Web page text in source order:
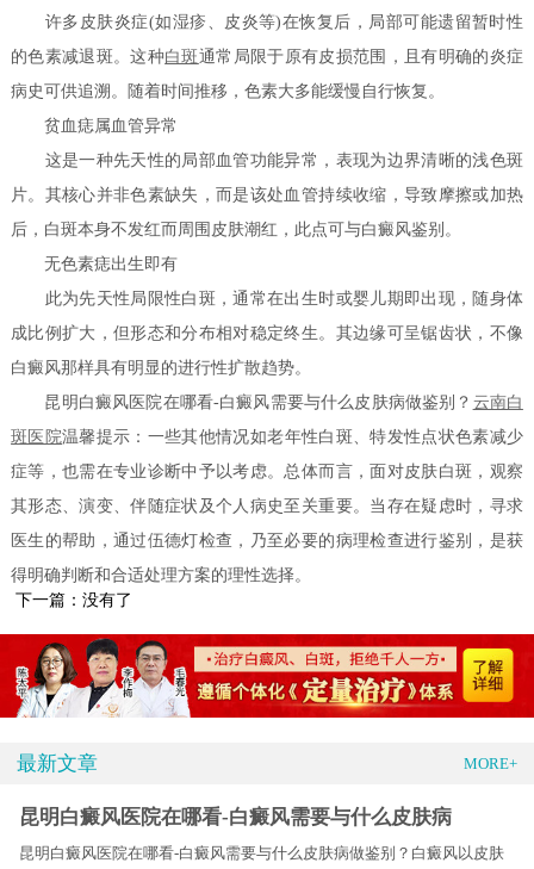
许多皮肤炎症(如湿疹、皮炎等)在恢复后，局部可能遗留暂时性
的色素减退斑。这种白斑通常局限于原有皮损范围，且有明确的炎症
病史可供追溯。随着时间推移，色素大多能缓慢自行恢复。
贫血痣属血管异常
这是一种先天性的局部血管功能异常，表现为边界清晰的浅色斑
片。其核心并非色素缺失，而是该处血管持续收缩，导致摩擦或加热
后，白斑本身不发红而周围皮肤潮红，此点可与白癜风鉴别。
无色素痣出生即有
此为先天性局限性白斑，通常在出生时或婴儿期即出现，随身体
成比例扩大，但形态和分布相对稳定终生。其边缘可呈锯齿状，不像
白癜风那样具有明显的进行性扩散趋势。
昆明白癜风医院在哪看-白癜风需要与什么皮肤病做鉴别？ 云南白
斑医院温馨提示：一些其他情况如老年性白斑、特发性点状色素减少
症等，也需在专业诊断中予以考虑。总体而言，面对皮肤白斑，观察
其形态、演变、伴随症状及个人病史至关重要。当存在疑虑时，寻求
医生的帮助，通过伍德灯检查，乃至必要的病理检查进行鉴别，是获
得明确判断和合适处理方案的理性选择。
下一篇：没有了
最新文章 MORE+
昆明白癜风医院在哪看-白癜风需要与什么皮肤病
昆明白癜风医院在哪看-白癜风需要与什么皮肤病做鉴别？白癜风以皮肤